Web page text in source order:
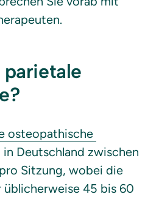
in Deutschland zwischen
Sitzung, wobei die
üblicherweise 45 bis 60